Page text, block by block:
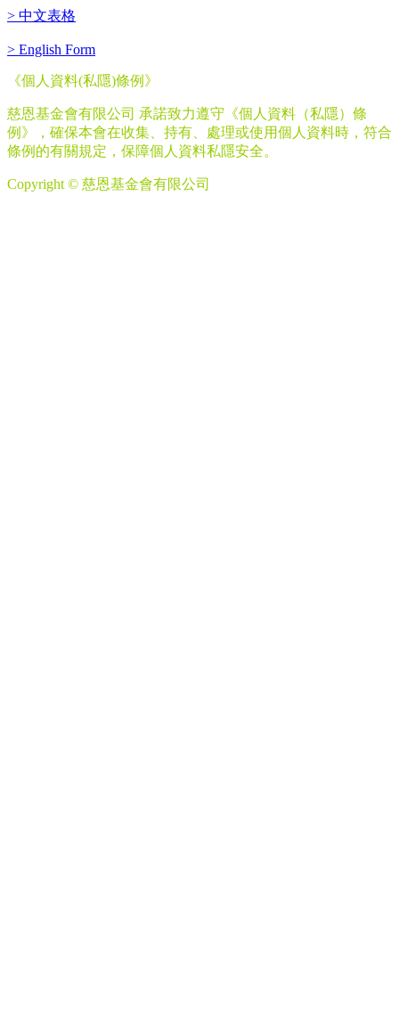
> 中文表格
> English Form
《個人資料(私隱)條例》
慈恩基金會有限公司 承諾致力遵守《個人資料（私隱）條
例》，確保本會在收集、持有、處理或使用個人資料時，符合
條例的有關規定，保障個人資料私隱安全。
Copyright © 慈恩基金會有限公司